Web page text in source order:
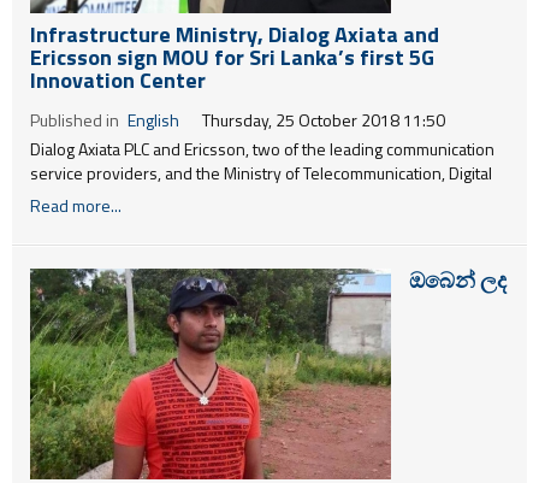
Infrastructure Ministry, Dialog Axiata and
Ericsson sign MOU for Sri Lanka’s first 5G
Innovation Center
Published in English
Thursday, 25 October 2018 11:50
Dialog Axiata PLC and Ericsson, two of the leading communication
service providers, and the Ministry of Telecommunication, Digital
Infrastructure and Foreign Employment, signed a Memorandum of
Read more...
ඔබෙන් ලද
Life
විඩියෝ ගැලරිය